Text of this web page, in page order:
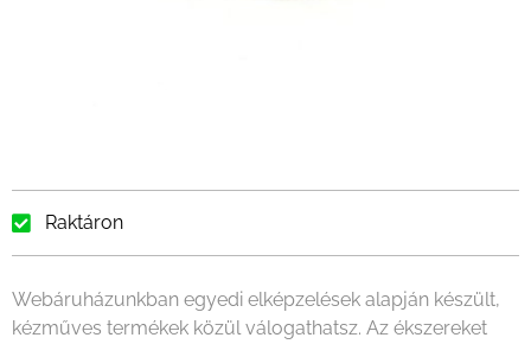
Raktáron
Webáruházunkban egyedi elképzelések alapján készült,
kézműves termékek közül válogathatsz. Az ékszereket